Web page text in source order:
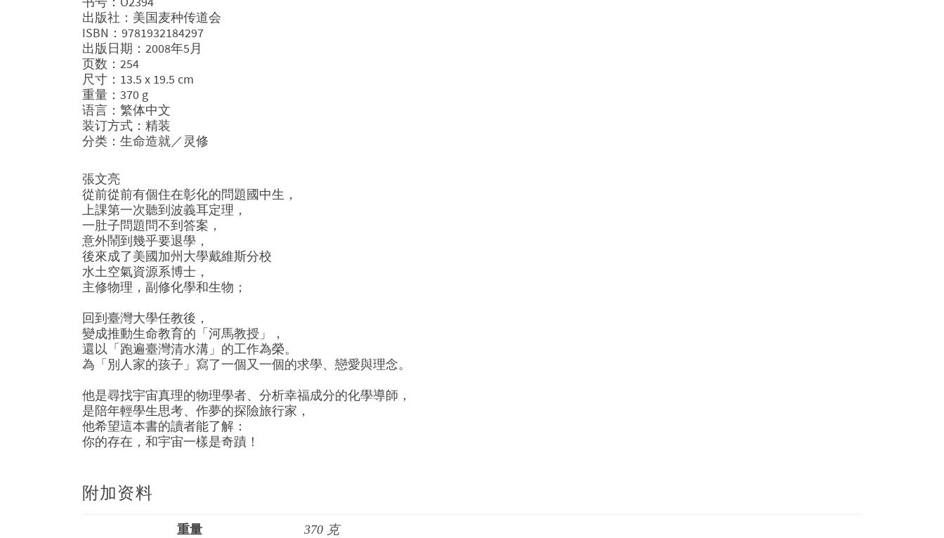
出版社：美国麦种传道会
ISBN：9781932184297
出版日期：2008年5月
页数：254
尺寸：13.5 x 19.5 cm
重量：370 g
语言：繁体中文
装订方式：精装
分类：生命造就／灵修
張文亮
從前從前有個住在彰化的問題國中生，
上課第一次聽到波義耳定理，
一肚子問題問不到答案，
意外鬧到幾乎要退學，
後來成了美國加州大學戴維斯分校
水土空氣資源系博士，
主修物理，副修化學和生物；
回到臺灣大學任教後，
變成推動生命教育的「河馬教授」，
還以「跑遍臺灣清水溝」的工作為榮。
為「別人家的孩子」寫了一個又一個的求學、戀愛與理念。
他是尋找宇宙真理的物理學者、分析幸福成分的化學導師，
是陪年輕學生思考、作夢的探險旅行家，
他希望這本書的讀者能了解：
你的存在，和宇宙一樣是奇蹟！
附加资料
重量 370 克